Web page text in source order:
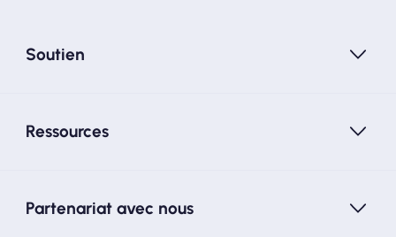
Soutien
Ressources
Partenariat avec nous